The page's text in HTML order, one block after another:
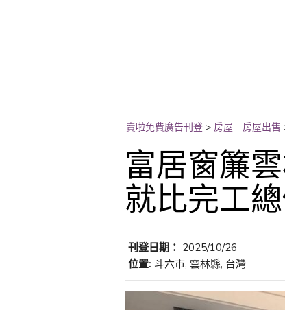
賣啦免費廣告刊登 > 房屋 - 房屋出售
富居窗簾
就比完工
刊登日期： 2025/10/26
位置: 斗六市, 雲林縣, 台灣